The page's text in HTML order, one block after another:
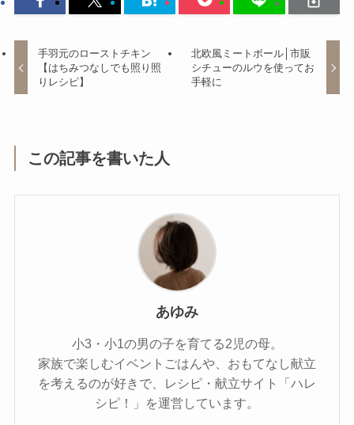
手羽元のローストチキン
【はちみつなしでも照り照
りレシピ】
北欧風ミートボール│市販
シチューのルウを使ってお
手軽に
この記事を書いた人
あゆみ
小3・小1の男の子を育てる2児の母。
家族で楽しむイベントごはんや、おもてなし献立
を考えるのが好きで、レシピ・献立サイト「ハレ
シピ！」を運営しています。